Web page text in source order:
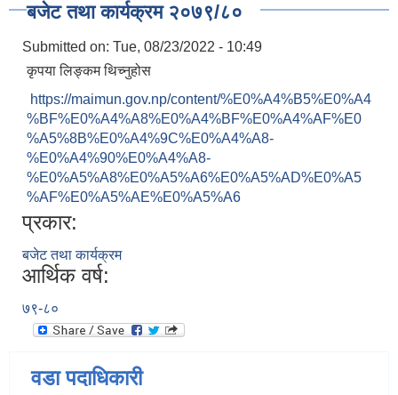
बजेट तथा कार्यक्रम २०७९/८०
Submitted on: Tue, 08/23/2022 - 10:49
कृपया लिङ्कम थिच्नुहोस
https://maimun.gov.np/content/%E0%A4%B5%E0%A4
%BF%E0%A4%A8%E0%A4%BF%E0%A4%AF%E0
%A5%8B%E0%A4%9C%E0%A4%A8-
%E0%A4%90%E0%A4%A8-
%E0%A5%A8%E0%A5%A6%E0%A5%AD%E0%A5
%AF%E0%A5%AE%E0%A5%A6
प्रकार:
बजेट तथा कार्यक्रम
आर्थिक वर्ष:
७९-८०
वडा पदाधिकारी